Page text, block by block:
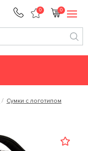
0 0
Сумки с логотипом